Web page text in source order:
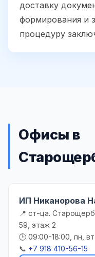
доставку
формирования и
процедуру
Офисы в
ИП Никанорова
📍 ст-ца.
59, этаж 2
🕒 09:00-18:00, пн,
📞 +7 918 410-56-15